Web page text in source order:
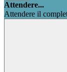
Attendere...
Attendere il